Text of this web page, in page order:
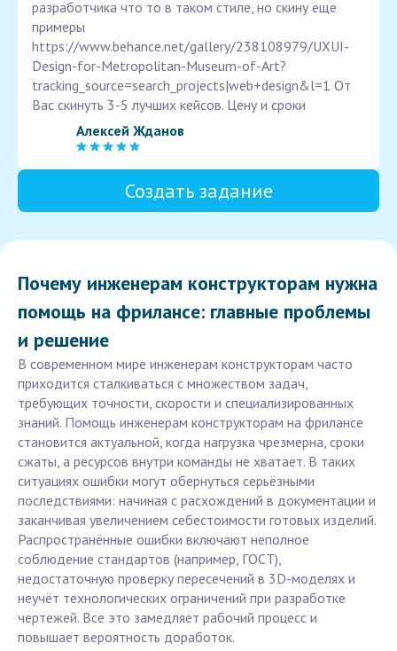
разработчика что то в таком стиле, но скину еще
примеры
https://www.behance.net/gallery/238108979/UXUI-
Design-for-Metropolitan-Museum-of-Art?
tracking_source=search_projects|web+design&l=1 От
Вас скинуть 3-5 лучших кейсов. Цену и сроки
Алексей Жданов
Создать задание
Почему инженерам конструкторам нужна
помощь на фрилансе: главные проблемы
и решение
В современном мире инженерам конструкторам часто
приходится сталкиваться с множеством задач,
требующих точности, скорости и специализированных
знаний. Помощь инженерам конструкторам на фрилансе
становится актуальной, когда нагрузка чрезмерна, сроки
сжаты, а ресурсов внутри команды не хватает. В таких
ситуациях ошибки могут обернуться серьёзными
последствиями: начиная с расхождений в документации и
заканчивая увеличением себестоимости готовых изделий.
Распространённые ошибки включают неполное
соблюдение стандартов (например, ГОСТ),
недостаточную проверку пересечений в 3D-моделях и
неучёт технологических ограничений при разработке
чертежей. Все это замедляет рабочий процесс и
повышает вероятность доработок.